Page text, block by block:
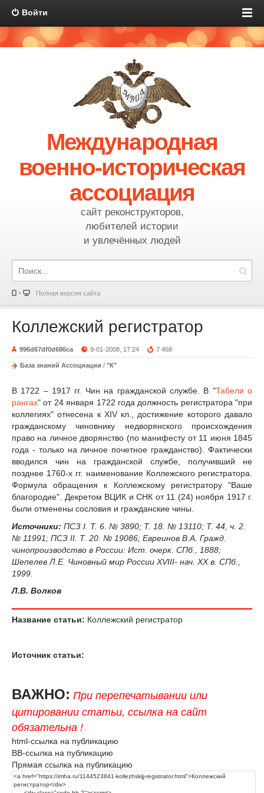
Войти
Международная
военно-историческая
ассоциация
сайт реконструкторов,
любителей истории
и увлечённых людей
Полная версия сайта
Коллежский регистратор
996d67df0d686ca 9-01-2008, 17:24 7 468
База знаний Ассоциации / "К"
В 1722 – 1917 гг. Чин на гражданской службе. В "Табели о
рангах" от 24 января 1722 года должность регистратора "при
коллегиях" отнесена к XIV кл., достижение которого давало
гражданскому чиновнику недворянского происхождения
право на личное дворянство (по манифесту от 11 июня 1845
года - только на личное почетное гражданство). Фактически
вводился чин на гражданской службе, получивший не
позднее 1760-х гг. наименование Коллежского регистратора.
Формула обращения к Коллежскому регистратору "Ваше
благородие". Декретом ВЦИК и СНК от 11 (24) ноября 1917 г.
были отменены сословия и гражданские чины.
Источники: ПСЗ I. Т. 6. № 3890; Т. 18. № 13110; Т. 44, ч. 2.
№ 11991; ПСЗ II. Т. 20. № 19086; Евреинов В.А. Гражд.
чинопроизводство в России: Ист. очерк. СПб., 1888;
Шепелев Л.Е. Чиновный мир России XVIII- нач. XX в. СПб.,
1999.
Л.В. Волков
Название статьи: Коллежский регистратор
Источник статьи:
ВАЖНО: При перепечатывании или
цитировании статьи, ссылка на сайт
обязательна !
html-ссылка на публикацию
BB-ссылка на публикацию
Прямая ссылка на публикацию